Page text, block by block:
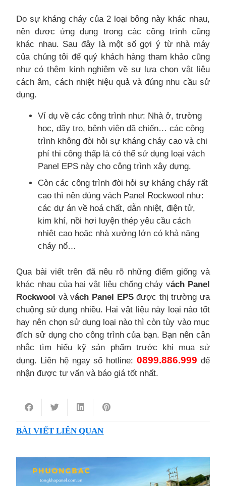
Do sự kháng cháy của 2 loại bông này khác nhau,
nên được ứng dụng trong các công trình cũng
khác nhau. Sau đây là một số gợi ý từ nhà máy
của chúng tôi để quý khách hàng tham khảo cũng
như có thêm kinh nghiệm về sự lựa chọn vật liệu
cách âm, cách nhiệt hiệu quả và đúng nhu cầu sử
dụng.
Ví dụ về các công trình như: Nhà ở, trường
học, dãy trọ, bênh viện dã chiến… các công
trình không đòi hỏi sự kháng cháy cao và chi
phí thi công thấp là có thể sử dụng loại vách
Panel EPS này cho công trình xây dựng.
Còn các công trình đòi hỏi sự kháng cháy rất
cao thì nên dùng vách Panel Rockwool như:
các dự án về hoá chất, dẫn nhiệt, điện tử,
kim khí, nồi hơi luyện thép yêu cầu cách
nhiệt cao hoặc nhà xưởng lớn có khả năng
cháy nổ…
Qua bài viết trên đã nêu rõ những điểm giống và
khác nhau của hai vật liệu chống cháy vách Panel
Rockwool và vách Panel EPSđược thị trường ưa
chuộng sử dụng nhiều. Hai vật liệu này loại nào tốt
hay nên chọn sử dụng loại nào thì còn tùy vào mục
đích sử dụng cho công trình của bạn. Bạn nên cân
nhắc tìm hiểu kỹ sản phẩm trước khi mua sử
dụng. Liên hệ ngay số hotline: 0899.886.999 để
nhận được tư vấn và báo giá tốt nhất.
BÀI VIẾT LIÊN QUAN